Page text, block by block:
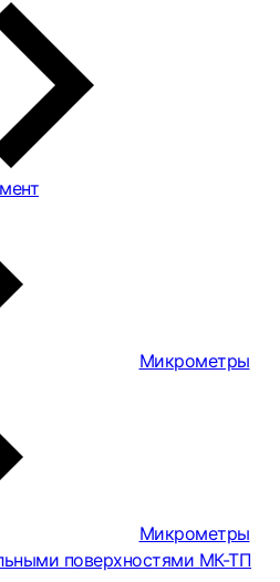
Микрометры
Микрометры
поверхностями МК-ТП